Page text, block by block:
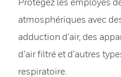
atmosphériques avec
adduction d’air, des
d’air filtré et d’autres
respiratoire.